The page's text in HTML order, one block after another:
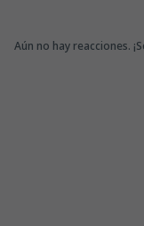
Aún no hay reacciones.